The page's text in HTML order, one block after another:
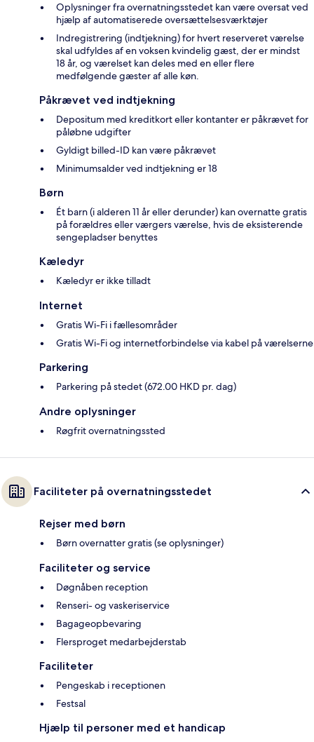
Oplysninger fra overnatningsstedet kan være oversat ved
hjælp af automatiserede oversættelsesværktøjer
Indregistrering (indtjekning) for hvert reserveret værelse
skal udfyldes af en voksen kvindelig gæst, der er mindst
18 år, og værelset kan deles med en eller flere
medfølgende gæster af alle køn.
Påkrævet ved indtjekning
Depositum med kreditkort eller kontanter er påkrævet for
påløbne udgifter
Gyldigt billed-ID kan være påkrævet
Minimumsalder ved indtjekning er 18
Børn
Ét barn (i alderen 11 år eller derunder) kan overnatte gratis
på forældres eller værgers værelse, hvis de eksisterende
sengepladser benyttes
Kæledyr
Kæledyr er ikke tilladt
Internet
Gratis Wi-Fi i fællesområder
Gratis Wi-Fi og internetforbindelse via kabel på værelserne
Parkering
Parkering på stedet (672.00 HKD pr. dag)
Andre oplysninger
Røgfrit overnatningssted
Faciliteter på overnatningsstedet
Rejser med børn
Børn overnatter gratis (se oplysninger)
Faciliteter og service
Døgnåben reception
Renseri- og vaskeriservice
Bagageopbevaring
Flersproget medarbejderstab
Faciliteter
Pengeskab i receptionen
Festsal
Hjælp til personer med et handicap